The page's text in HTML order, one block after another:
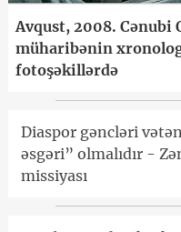
Avqust, 2008. Cənubi
müharibənin
fotoşəkillərdə
Diaspor gəncləri
əsgəri” olmalıdır -
missiyası